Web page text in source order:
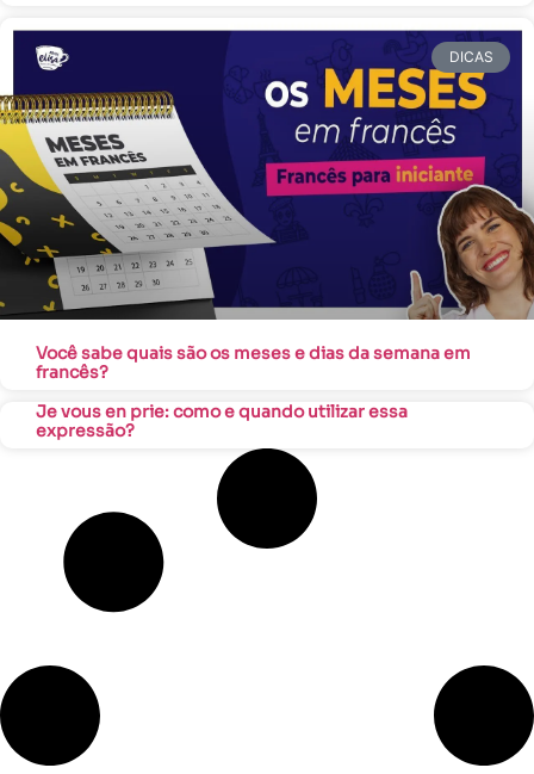
DICAS
Você sabe quais são os meses e dias da semana em
francês?
Je vous en prie: como e quando utilizar essa
expressão?